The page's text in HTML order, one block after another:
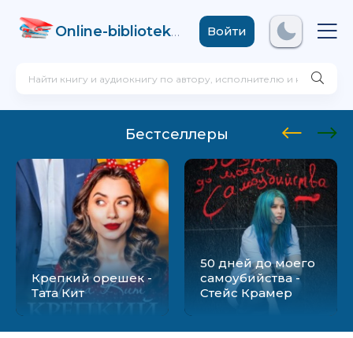
Online-biblioteka .comВойти
Бестселлеры
Крепкий орешек -
Тата Кит
50 дней до моего
самоубийства -
Стейс Крамер